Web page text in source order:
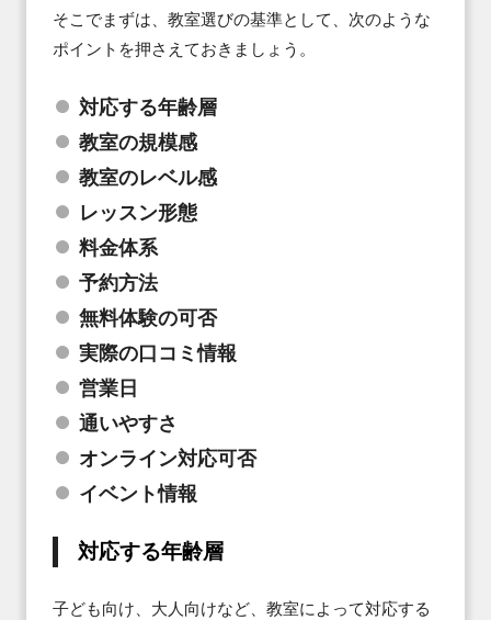
そこでまずは、教室選びの基準として、次のような
ポイントを押さえておきましょう。
対応する年齢層
教室の規模感
教室のレベル感
レッスン形態
料⾦体系
予約⽅法
無料体験の可否
実際の⼝コミ情報
営業⽇
通いやすさ
オンライン対応可否
イベント情報
対応する年齢層
子ども向け、大人向けなど、教室によって対応する